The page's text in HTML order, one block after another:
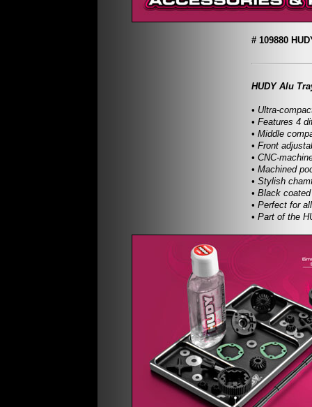
# 109880
HUDY Alu
• Ultra-
• Features 4
• Middle
• Front
• CNC-
• Machined
• Stylish
• Black coated
• Perfect for
• Part of the